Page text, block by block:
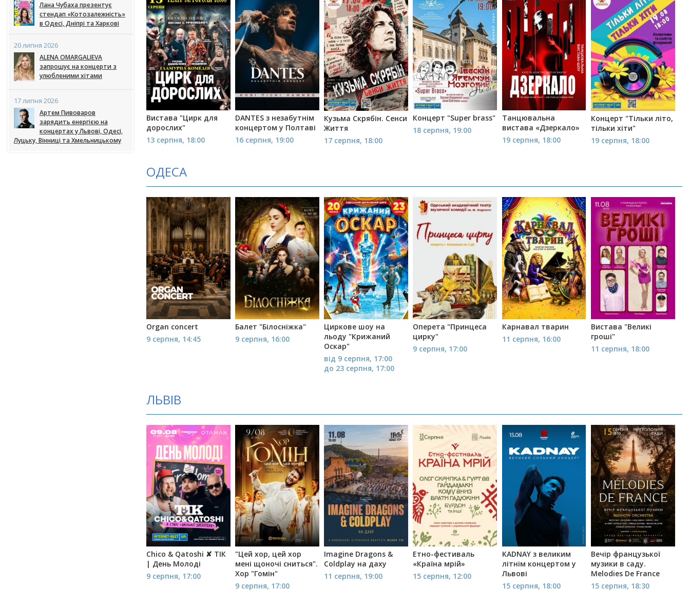
Лана Чубаха презентує
стендап «Котозалежність»
в Одесі, Дніпрі та Харкові
20 липня 2026
ALENA OMARGALIEVA
запрошує на концерти з
улюбленими хітами
17 липня 2026
Артем Пивоваров
зарядить енергією на
концертах у Львові, Одесі,
Луцьку, Вінниці та Хмельницькому
Вистава "Цирк для
дорослих"
13 серпня, 18:00
DANTES з незабутнім
концертом у Полтаві
16 серпня, 19:00
Кузьма Скрябін. Сенси
Життя
17 серпня, 18:00
Концерт "Super brass"
18 серпня, 19:00
Танцювальна
вистава «Дзеркало»
19 серпня, 18:00
Концерт "Тільки літо,
тільки хіти"
19 серпня, 18:00
ОДЕСА
Organ concert
9 серпня, 14:45
Балет "Білосніжка"
9 серпня, 16:00
Циркове шоу на
льоду "Крижаний
Оскар"
від 9 серпня, 17:00
до 23 серпня, 17:00
Оперета "Принцеса
цирку"
9 серпня, 17:00
Карнавал тварин
11 серпня, 16:00
Вистава "Великі
гроші"
11 серпня, 18:00
ЛЬВІВ
Chico & Qatoshi ✘ ТІК
| День Молоді
9 серпня, 17:00
"Цей хор, цей хор
мені щоночі сниться".
Хор "Гомін"
9 серпня, 17:00
Imagine Dragons &
Coldplay на даху
11 серпня, 19:00
Етно-фестиваль
«Країна мрій»
15 серпня, 12:00
KADNAY з великим
літнім концертом у
Львові
15 серпня, 18:00
Вечір французької
музики в саду.
Melodies De France
15 серпня, 18:30